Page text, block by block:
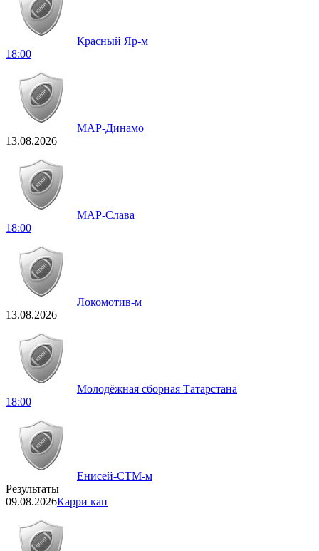
Красный Яр-м
18:00
МАР-Динамо
13.08.2026
МАР-Слава
18:00
Локомотив-м
13.08.2026
Молодёжная сборная Татарстана
18:00
Енисей-СТМ-м
Результаты
09.08.2026Карри кап